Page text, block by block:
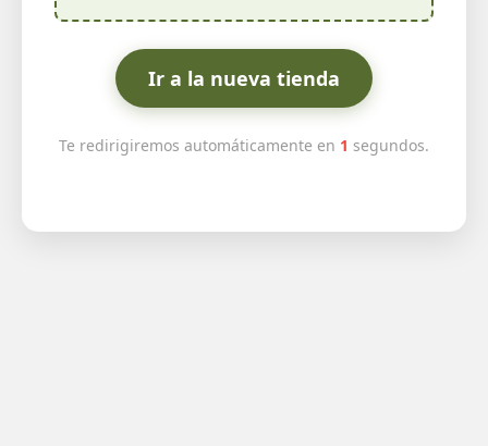
Ir a la nueva tienda
Te redirigiremos automáticamente en 1 segundos.